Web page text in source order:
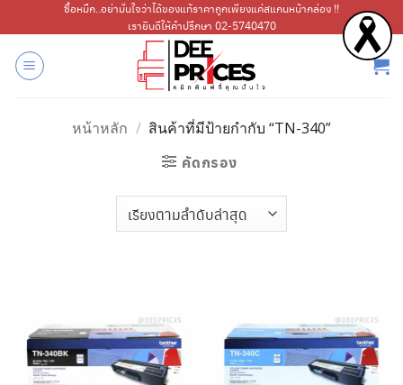
ไป
เนื้อหา
ซื้อหมึก..อย่ามั่นใจว่าได้ของแท้ราคาถูกเพียงแค่สแกนหน้ากล่อง !!
เรายินดีให้คำปรึกษา 02-5740470
หน้าหลัก / สินค้าที่มีป้ายกำกับ “TN-340”
คัดกรอง